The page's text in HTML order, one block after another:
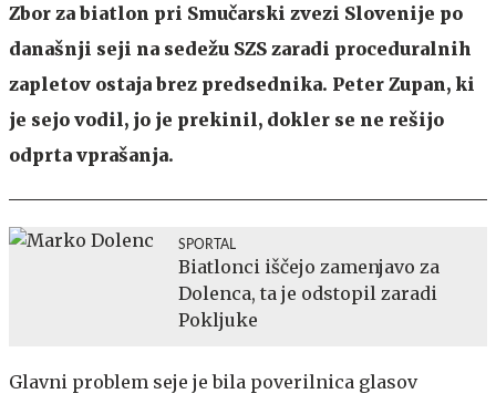
Zbor za biatlon pri Smučarski zvezi Slovenije po
današnji seji na sedežu SZS zaradi proceduralnih
zapletov ostaja brez predsednika. Peter Zupan, ki
je sejo vodil, jo je prekinil, dokler se ne rešijo
odprta vprašanja.
SPORTAL
Biatlonci iščejo zamenjavo za
Dolenca, ta je odstopil zaradi
Pokljuke
Glavni problem seje je bila poverilnica glasov